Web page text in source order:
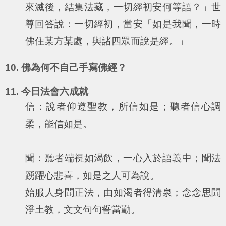
來滅後，結集法藏，一切經初安何等語？」世
尊回答說：一切經初，當安「如是我聞，一時
佛住某方某處，與諸四眾而說是經。」
10. 佛為何不自己手寫佛經？
11. 今日法會六成就
信：說者仰遵聖教，所信如是；聽者信心調
柔，能信如是。
聞：聽者端視如渴飲，一心入於語義中；聞法
踴躍心悲喜，如是之人可為說。
始服人身聞正法，由如渴者得清泉；念念思聞
淨土教，文文句句誓當勤。